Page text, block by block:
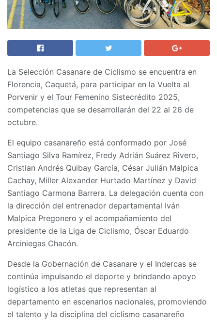
La Selección Casanare de Ciclismo se encuentra en
Florencia, Caquetá, para participar en la Vuelta al
Porvenir y el Tour Femenino Sistecrédito 2025,
competencias que se desarrollarán del 22 al 26 de
octubre.
El equipo casanareño está conformado por José
Santiago Silva Ramírez, Fredy Adrián Suárez Rivero,
Cristian Andrés Quibay García, César Julián Malpica
Cachay, Miller Alexander Hurtado Martínez y David
Santiago Carmona Barrera. La delegación cuenta con
la dirección del entrenador departamental Iván
Malpica Pregonero y el acompañamiento del
presidente de la Liga de Ciclismo, Óscar Eduardo
Arciniegas Chacón.
Desde la Gobernación de Casanare y el Indercas se
continúa impulsando el deporte y brindando apoyo
logístico a los atletas que representan al
departamento en escenarios nacionales, promoviendo
el talento y la disciplina del ciclismo casanareño